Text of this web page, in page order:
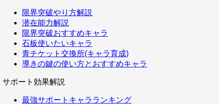
限界突破やり方解説
潜在能力解説
限界突破おすすめキャラ
石板使いたいキャラ
青チケット交換所(キャラ育成)
導きの鍵の使い方とおすすめキャラ
サポート効果解説
最強サポートキャラランキング